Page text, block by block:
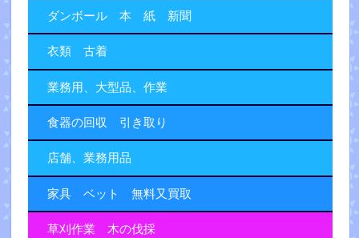
ダンボール 本 紙 新聞
衣類 古着
業務用、大型品、作業
食器の回収 引き取り
店舗、業務用品
家具 ベット 無料又買取
草刈作業 木の伐採